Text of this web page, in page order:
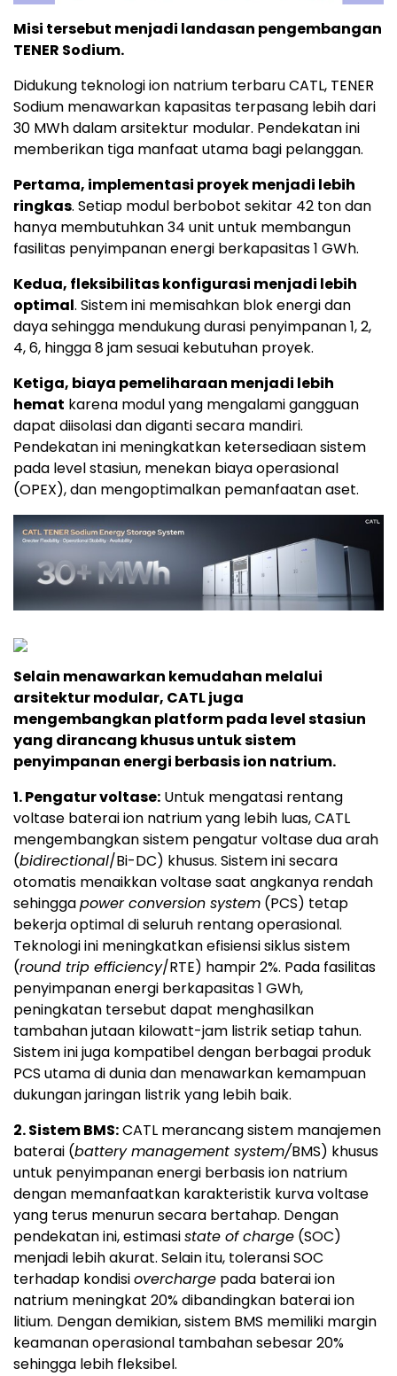
Misi tersebut menjadi landasan pengembangan
TENER Sodium.
Didukung teknologi ion natrium terbaru CATL, TENER
Sodium menawarkan kapasitas terpasang lebih dari
30 MWh dalam arsitektur modular. Pendekatan ini
memberikan tiga manfaat utama bagi pelanggan.
Pertama, implementasi proyek menjadi lebih
ringkas. Setiap modul berbobot sekitar 42 ton dan
hanya membutuhkan 34 unit untuk membangun
fasilitas penyimpanan energi berkapasitas 1 GWh.
Kedua, fleksibilitas konfigurasi menjadi lebih
optimal. Sistem ini memisahkan blok energi dan
daya sehingga mendukung durasi penyimpanan 1, 2,
4, 6, hingga 8 jam sesuai kebutuhan proyek.
Ketiga, biaya pemeliharaan menjadi lebih
hemat karena modul yang mengalami gangguan
dapat diisolasi dan diganti secara mandiri.
Pendekatan ini meningkatkan ketersediaan sistem
pada level stasiun, menekan biaya operasional
(OPEX), dan mengoptimalkan pemanfaatan aset.
Selain menawarkan kemudahan melalui
arsitektur modular, CATL juga
mengembangkan platform pada level stasiun
yang dirancang khusus untuk sistem
penyimpanan energi berbasis ion natrium.
1. Pengatur voltase: Untuk mengatasi rentang
voltase baterai ion natrium yang lebih luas, CATL
mengembangkan sistem pengatur voltase dua arah
(bidirectional/Bi-DC) khusus. Sistem ini secara
otomatis menaikkan voltase saat angkanya rendah
sehinggapower conversion system (PCS) tetap
bekerja optimal di seluruh rentang operasional.
Teknologi ini meningkatkan efisiensi siklus sistem
(round trip efficiency/RTE) hampir 2%. Pada fasilitas
penyimpanan energi berkapasitas 1 GWh,
peningkatan tersebut dapat menghasilkan
tambahan jutaan kilowatt-jam listrik setiap tahun.
Sistem ini juga kompatibel dengan berbagai produk
PCS utama di dunia dan menawarkan kemampuan
dukungan jaringan listrik yang lebih baik.
2. Sistem BMS:CATL merancang sistem manajemen
baterai (battery management system/BMS) khusus
untuk penyimpanan energi berbasis ion natrium
dengan memanfaatkan karakteristik kurva voltase
yang terus menurun secara bertahap. Dengan
pendekatan ini, estimasistate of charge (SOC)
menjadi lebih akurat. Selain itu, toleransi SOC
terhadap kondisiovercharge pada baterai ion
natrium meningkat 20% dibandingkan baterai ion
litium. Dengan demikian, sistem BMS memiliki margin
keamanan operasional tambahan sebesar 20%
sehingga lebih fleksibel.